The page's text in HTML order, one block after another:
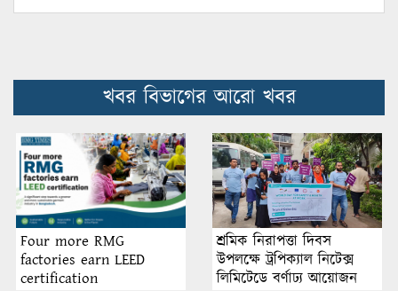
খবর বিভাগের আরো খবর
Four more RMG
factories earn LEED
certification
শ্রমিক নিরাপত্তা দিবস
উপলক্ষে ট্রপিক্যাল নিটেক্স
লিমিটেডে বর্ণাঢ্য আয়োজন